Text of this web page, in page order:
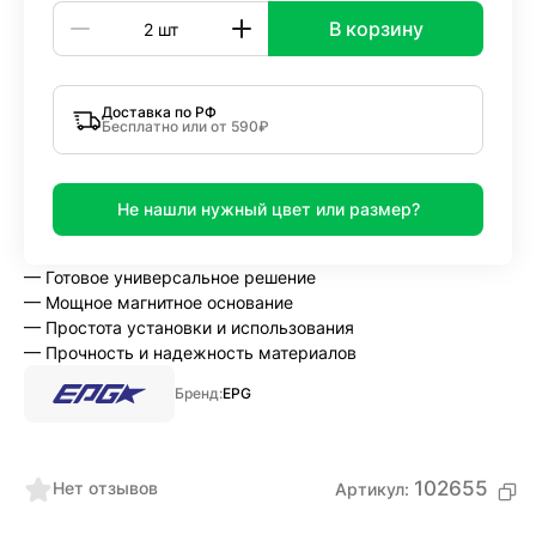
Нет отзывов Артикул: 102655
В корзину
Доставка по РФ
Бесплатно или от 590₽
Не нашли нужный цвет или размер?
— Готовое универсальное решение
— Мощное магнитное основание
— Простота установки и использования
— Прочность и надежность материалов
Бренд:EPG